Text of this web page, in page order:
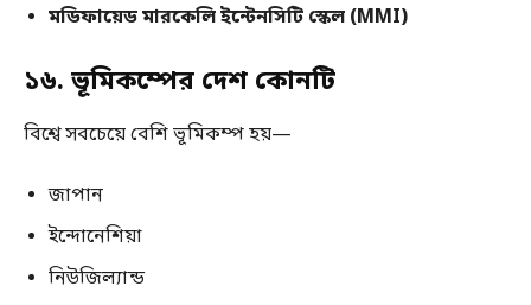
মডিফায়েড মারকেলি ইন্টেনসিটি স্কেল (MMI)
১৬. ভূমিকম্পের দেশ কোনটি
বিশ্বে সবচেয়ে বেশি ভূমিকম্প হয়—
জাপান
ইন্দোনেশিয়া
নিউজিল্যান্ড